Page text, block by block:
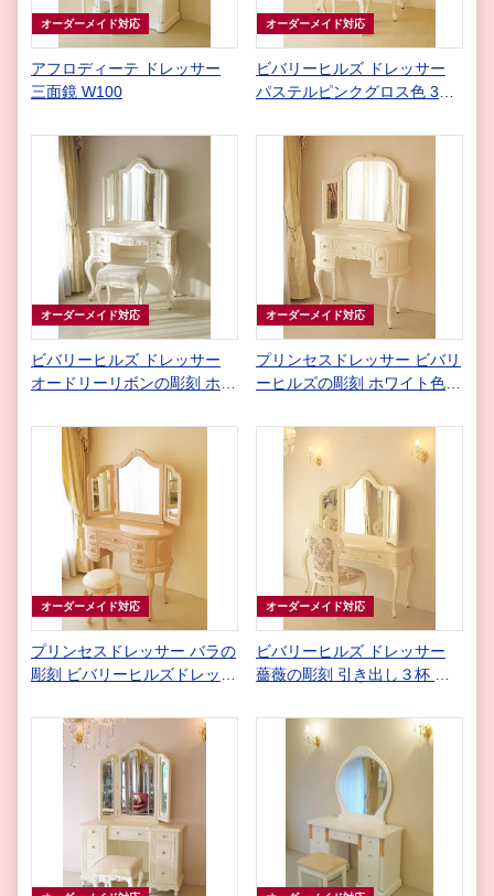
オーダーメイド対応
アフロディーテ ドレッサー
三面鏡 W100
オーダーメイド対応
ビバリーヒルズ ドレッサー
パステルピンクグロス色 3面
オーダーメイド対応
ビバリーヒルズ ドレッサー
オードリーリボンの彫刻 ホワ
ホワイトの張り地
オーダーメイド対応
プリンセスドレッサー ビバリ
ーヒルズの彫刻 ホワイト色
オーダーメイド対応
プリンセスドレッサー バラの
彫刻 ビバリーヒルズドレッサ
リボンとブーケ柄オフホワイ
トの張地
オーダーメイド対応
ビバリーヒルズ ドレッサー
薔薇の彫刻 引き出し３杯 Ｗ